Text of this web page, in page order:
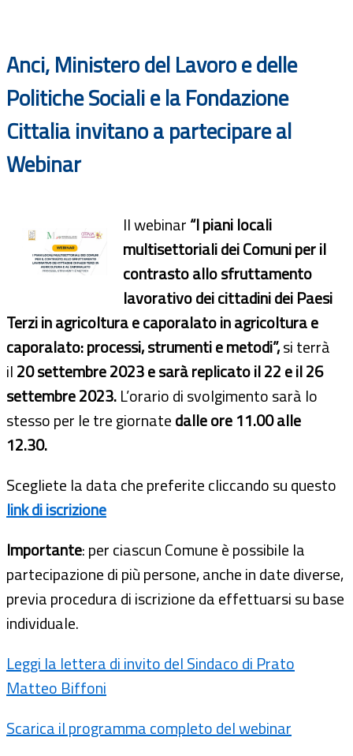
Anci, Ministero del Lavoro e delle
Politiche Sociali e la Fondazione
Cittalia invitano a partecipare al
Webinar
Il webinar“I piani locali
multisettoriali dei Comuni per il
contrasto allo sfruttamento
lavorativo dei cittadini dei Paesi
Terzi in agricoltura e caporalato in agricoltura e
caporalato: processi, strumenti e metodi”,si terrà
il20 settembre 2023 e sarà replicato il 22 e il 26
settembre 2023.L’orario di svolgimento sarà lo
stesso per le tre giornatedalle ore 11.00 alle
12.30.
Scegliete la data che preferite cliccando su questo
link di iscrizione
Importante: per ciascun Comune è possibile la
partecipazione di più persone, anche in date diverse,
previa procedura di iscrizione da effettuarsi su base
individuale.
Leggi la lettera di invito del Sindaco di Prato
Matteo Biffoni
Scarica il programma completo del webinar